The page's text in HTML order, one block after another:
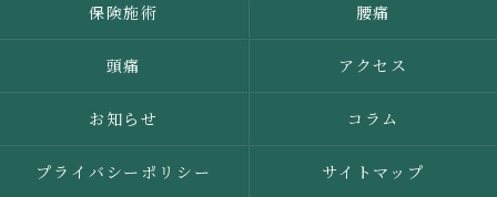
保険施術 腰痛
頭痛 アクセス
お知らせ コラム
プライバシーポリシー サイトマップ